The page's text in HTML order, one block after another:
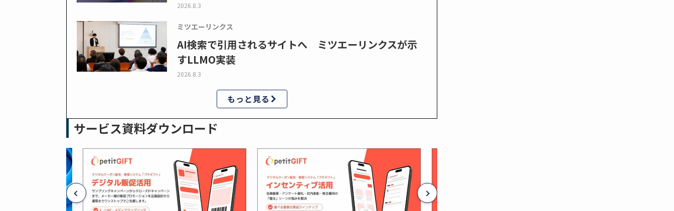
2026.8.3
ミツエーリンクス
AI検索で引用されるサイトへ ミツエーリンクスが示
すLLMO実装
2026.8.3
もっと見る
サービス資料ダウンロード